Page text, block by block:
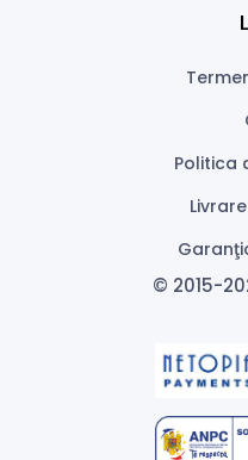
Politica
© 2015-